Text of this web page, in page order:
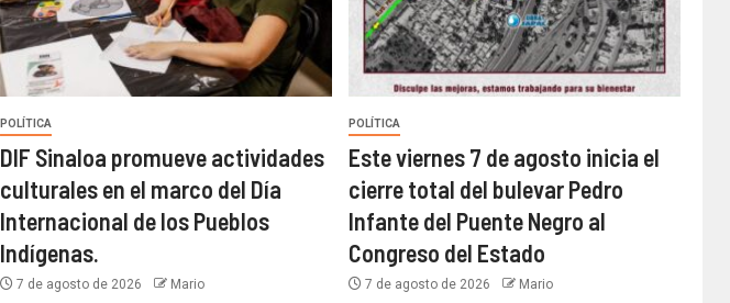
POLÍTICA
DIF Sinaloa promueve actividades
culturales en el marco del Día
Internacional de los Pueblos
Indígenas.
7 de agosto de 2026 Mario
POLÍTICA
Este viernes 7 de agosto inicia el
cierre total del bulevar Pedro
Infante del Puente Negro al
Congreso del Estado
7 de agosto de 2026 Mario